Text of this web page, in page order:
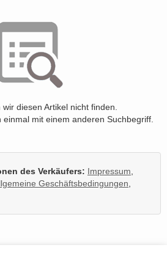
diesen Artikel nicht finden.
einmal mit einem anderen Suchbegriff.
des Verkäufers: Impressum,
Geschäftsbedingungen,